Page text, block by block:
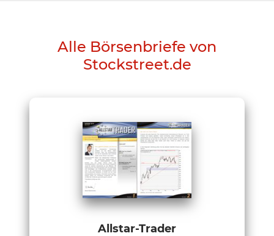
Alle Börsenbriefe von
Stockstreet.de
Allstar-Trader